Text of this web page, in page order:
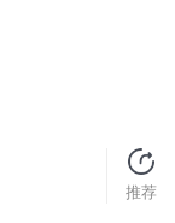
推荐